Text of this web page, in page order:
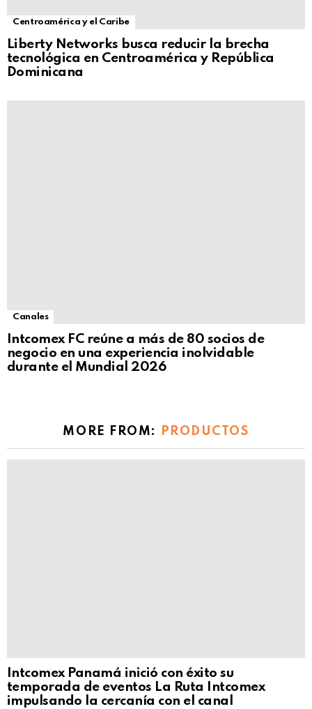
Centroamérica y el Caribe
Liberty Networks busca reducir la brecha
tecnológica en Centroamérica y República
Dominicana
Canales
Intcomex FC reúne a más de 80 socios de
negocio en una experiencia inolvidable
durante el Mundial 2026
MORE FROM: PRODUCTOS
Intcomex Panamá inició con éxito su
temporada de eventos La Ruta Intcomex
impulsando la cercanía con el canal